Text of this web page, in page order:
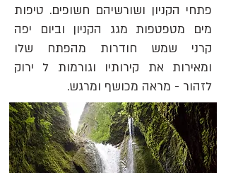
פתחי הקניון ושורשיהם חשופים. טיפות
מים מטפטפות מגג הקניון וביום יפה
קרני שמש חודרות מהפתח שלו
ומאירות את קירותיו וגורמות ל ירוק
לזהור - מראה מכושף ומרגש.